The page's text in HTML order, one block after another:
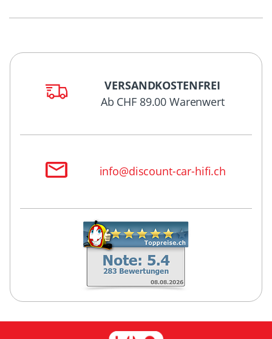
VERSANDKOSTENFREI
Ab CHF 89.00 Warenwert
info@discount-car-hifi.ch